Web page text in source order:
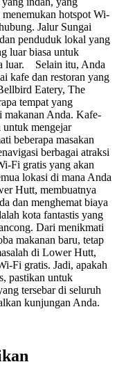
hotspot Wi-
Jalur Sungai
penduduk lokal yang
luar biasa untuk
luar. Selain itu, Anda
kafe dan restoran yang
Eatery, The
tempat yang
makanan Anda. Kafe-
untuk mengejar
beberapa masakan
berbagai atraksi
Fi gratis yang akan
lokasi di mana Anda
Hutt, membuatnya
dan menghemat biaya
kota fantastis yang
Dari menikmati
makanan baru, tetap
di Lower Hutt,
Fi gratis. Jadi, apakah
pastikan untuk
tersebar di seluruh
kunjungan Anda.